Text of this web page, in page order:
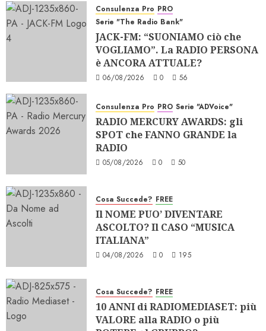
Consulenza Pro PRO
Serie "The Radio Bank"
JACK-FM: “SUONIAMO ciò che
VOGLIAMO”. La RADIO PERSONA
è ANCORA ATTUALE?
06/08/2026 0 56
Consulenza Pro PRO Serie "ADVoice"
RADIO MERCURY AWARDS: gli
SPOT che FANNO GRANDE la
RADIO
05/08/2026 0 50
Cosa Succede? FREE
Il NOME PUO’ DIVENTARE
ASCOLTO? Il CASO “MUSICA
ITALIANA”
04/08/2026 0 195
Cosa Succede? FREE
10 ANNI di RADIOMEDIASET: più
VALORE alla RADIO o più